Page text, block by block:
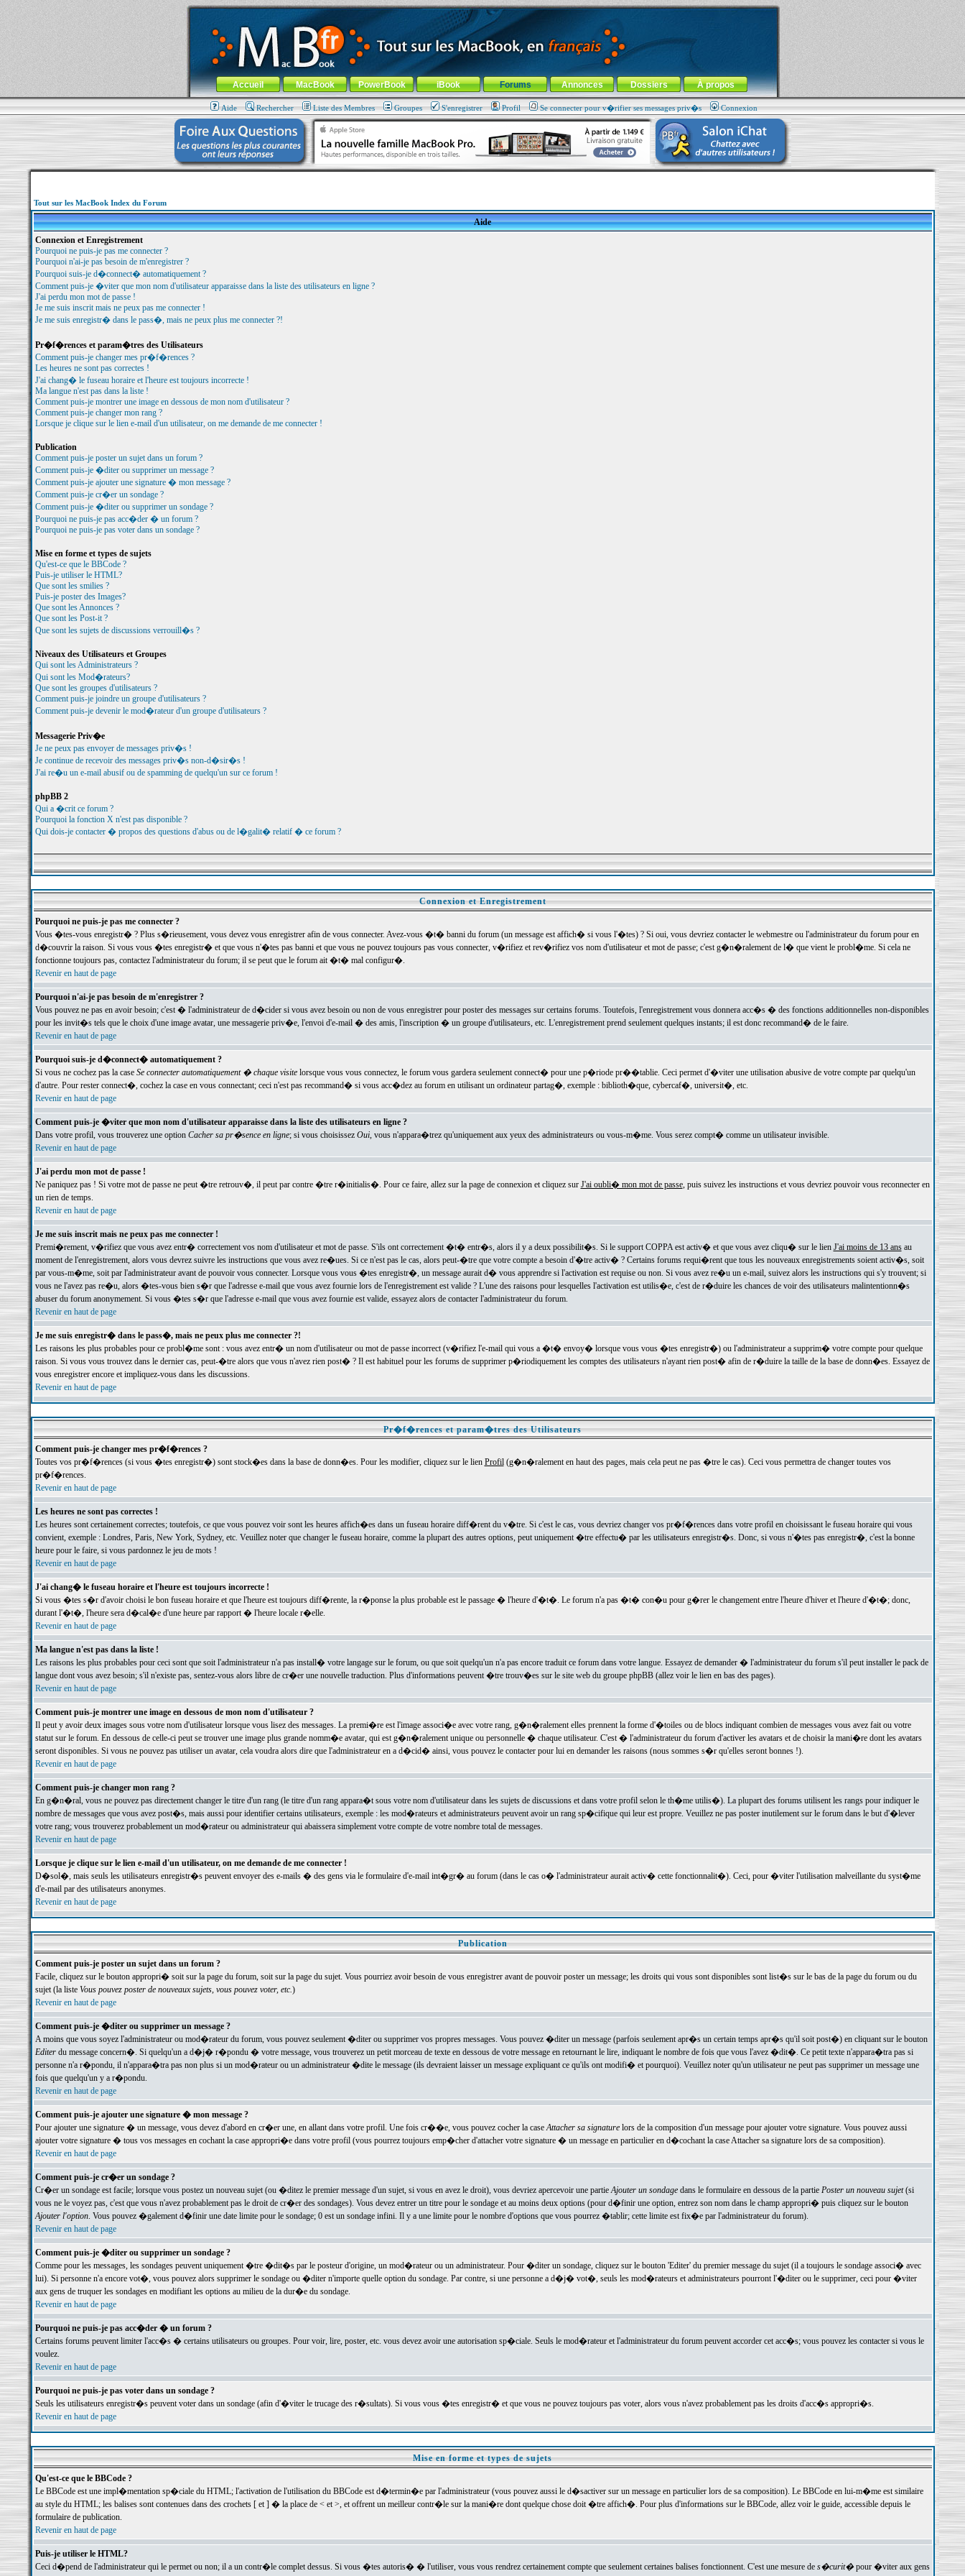
MacBook-fr.com : 100% Apple... 100% nomade !
Aller au contenu-Aller au menu général-Aller au menu de la rubrique
Menu général
Accueil MacBook PowerBook iBook Forums Annonces Dossiers À propos
Aide Rechercher Liste des Membres Groupes S'enregistrer Profil Se connecter pour v�rifier ses messages priv�s Connexion
Tout sur les MacBook Index du Forum
Aide
Connexion et Enregistrement
Pourquoi ne puis-je pas me connecter ?
Pourquoi n'ai-je pas besoin de m'enregistrer ?
Pourquoi suis-je d�connect� automatiquement ?
Comment puis-je �viter que mon nom d'utilisateur apparaisse dans la liste des utilisateurs en ligne ?
J'ai perdu mon mot de passe !
Je me suis inscrit mais ne peux pas me connecter !
Je me suis enregistr� dans le pass�, mais ne peux plus me connecter ?!
Pr�f�rences et param�tres des Utilisateurs
Comment puis-je changer mes pr�f�rences ?
Les heures ne sont pas correctes !
J'ai chang� le fuseau horaire et l'heure est toujours incorrecte !
Ma langue n'est pas dans la liste !
Comment puis-je montrer une image en dessous de mon nom d'utilisateur ?
Comment puis-je changer mon rang ?
Lorsque je clique sur le lien e-mail d'un utilisateur, on me demande de me connecter !
Publication
Comment puis-je poster un sujet dans un forum ?
Comment puis-je �diter ou supprimer un message ?
Comment puis-je ajouter une signature � mon message ?
Comment puis-je cr�er un sondage ?
Comment puis-je �diter ou supprimer un sondage ?
Pourquoi ne puis-je pas acc�der � un forum ?
Pourquoi ne puis-je pas voter dans un sondage ?
Mise en forme et types de sujets
Qu'est-ce que le BBCode ?
Puis-je utiliser le HTML?
Que sont les smilies ?
Puis-je poster des Images?
Que sont les Annonces ?
Que sont les Post-it ?
Que sont les sujets de discussions verrouill�s ?
Niveaux des Utilisateurs et Groupes
Qui sont les Administrateurs ?
Qui sont les Mod�rateurs?
Que sont les groupes d'utilisateurs ?
Comment puis-je joindre un groupe d'utilisateurs ?
Comment puis-je devenir le mod�rateur d'un groupe d'utilisateurs ?
Messagerie Priv�e
Je ne peux pas envoyer de messages priv�s !
Je continue de recevoir des messages priv�s non-d�sir�s !
J'ai re�u un e-mail abusif ou de spamming de quelqu'un sur ce forum !
phpBB 2
Qui a �crit ce forum ?
Pourquoi la fonction X n'est pas disponible ?
Qui dois-je contacter � propos des questions d'abus ou de l�galit� relatif � ce forum ?
Connexion et Enregistrement
Pourquoi ne puis-je pas me connecter ?
Vous �tes-vous enregistr� ? Plus s�rieusement, vous devez vous enregistrer afin de vous connecter. Avez-vous �t� banni du forum (un message est affich� si vous l'�tes) ? Si oui, vous devriez contacter le webmestre ou l'administrateur du forum pour en
d�couvrir la raison. Si vous vous �tes enregistr� et que vous n'�tes pas banni et que vous ne pouvez toujours pas vous connecter, v�rifiez et rev�rifiez vos nom d'utilisateur et mot de passe; c'est g�n�ralement de l� que vient le probl�me. Si cela ne
fonctionne toujours pas, contactez l'administrateur du forum; il se peut que le forum ait �t� mal configur�.
Revenir en haut de page
Pourquoi n'ai-je pas besoin de m'enregistrer ?
Vous pouvez ne pas en avoir besoin; c'est � l'administrateur de d�cider si vous avez besoin ou non de vous enregistrer pour poster des messages sur certains forums. Toutefois, l'enregistrement vous donnera acc�s � des fonctions additionnelles non-disponibles
pour les invit�s tels que le choix d'une image avatar, une messagerie priv�e, l'envoi d'e-mail � des amis, l'inscription � un groupe d'utilisateurs, etc. L'enregistrement prend seulement quelques instants; il est donc recommand� de le faire.
Revenir en haut de page
Pourquoi suis-je d�connect� automatiquement ?
Si vous ne cochez pas la case Se connecter automatiquement � chaque visitelorsque vous vous connectez, le forum vous gardera seulement connect� pour une p�riode pr��tablie. Ceci permet d'�viter une utilisation abusive de votre compte par quelqu'un
d'autre. Pour rester connect�, cochez la case en vous connectant; ceci n'est pas recommand� si vous acc�dez au forum en utilisant un ordinateur partag�, exemple : biblioth�que, cybercaf�, universit�, etc.
Revenir en haut de page
Comment puis-je �viter que mon nom d'utilisateur apparaisse dans la liste des utilisateurs en ligne ?
Dans votre profil, vous trouverez une option Cacher sa pr�sence en ligne; si vous choisissez Oui, vous n'appara�trez qu'uniquement aux yeux des administrateurs ou vous-m�me. Vous serez compt� comme un utilisateur invisible.
Revenir en haut de page
J'ai perdu mon mot de passe !
Ne paniquez pas ! Si votre mot de passe ne peut �tre retrouv�, il peut par contre �tre r�initialis�. Pour ce faire, allez sur la page de connexion et cliquez sur J'ai oubli� mon mot de passe, puis suivez les instructions et vous devriez pouvoir vous reconnecter en
un rien de temps.
Revenir en haut de page
Je me suis inscrit mais ne peux pas me connecter !
Premi�rement, v�rifiez que vous avez entr� correctement vos nom d'utilisateur et mot de passe. S'ils ont correctement �t� entr�s, alors il y a deux possibilit�s. Si le support COPPA est activ� et que vous avez cliqu� sur le lien J'ai moins de 13 ansau
moment de l'enregistrement, alors vous devrez suivre les instructions que vous avez re�ues. Si ce n'est pas le cas, alors peut-�tre que votre compte a besoin d'�tre activ� ? Certains forums requi�rent que tous les nouveaux enregistrements soient activ�s, soit
par vous-m�me, soit par l'administrateur avant de pouvoir vous connecter. Lorsque vous vous �tes enregistr�, un message aurait d� vous apprendre si l'activation est requise ou non. Si vous avez re�u un e-mail, suivez alors les instructions qui s'y trouvent; si
vous ne l'avez pas re�u, alors �tes-vous bien s�r que l'adresse e-mail que vous avez fournie lors de l'enregistrement est valide ? L'une des raisons pour lesquelles l'activation est utilis�e, c'est de r�duire les chances de voir des utilisateurs malintentionn�s
abuser du forum anonymement. Si vous �tes s�r que l'adresse e-mail que vous avez fournie est valide, essayez alors de contacter l'administrateur du forum.
Revenir en haut de page
Je me suis enregistr� dans le pass�, mais ne peux plus me connecter ?!
Les raisons les plus probables pour ce probl�me sont : vous avez entr� un nom d'utilisateur ou mot de passe incorrect (v�rifiez l'e-mail qui vous a �t� envoy� lorsque vous vous �tes enregistr�) ou l'administrateur a supprim� votre compte pour quelque
raison. Si vous vous trouvez dans le dernier cas, peut-�tre alors que vous n'avez rien post� ? Il est habituel pour les forums de supprimer p�riodiquement les comptes des utilisateurs n'ayant rien post� afin de r�duire la taille de la base de donn�es. Essayez de
vous enregistrer encore et impliquez-vous dans les discussions.
Revenir en haut de page
Pr�f�rences et param�tres des Utilisateurs
Comment puis-je changer mes pr�f�rences ?
Toutes vos pr�f�rences (si vous �tes enregistr�) sont stock�es dans la base de donn�es. Pour les modifier, cliquez sur le lien Profil(g�n�ralement en haut des pages, mais cela peut ne pas �tre le cas). Ceci vous permettra de changer toutes vos
pr�f�rences.
Revenir en haut de page
Les heures ne sont pas correctes !
Les heures sont certainement correctes; toutefois, ce que vous pouvez voir sont les heures affich�es dans un fuseau horaire diff�rent du v�tre. Si c'est le cas, vous devriez changer vos pr�f�rences dans votre profil en choisissant le fuseau horaire qui vous
convient, exemple : Londres, Paris, New York, Sydney, etc. Veuillez noter que changer le fuseau horaire, comme la plupart des autres options, peut uniquement �tre effectu� par les utilisateurs enregistr�s. Donc, si vous n'�tes pas enregistr�, c'est la bonne
heure pour le faire, si vous pardonnez le jeu de mots !
Revenir en haut de page
J'ai chang� le fuseau horaire et l'heure est toujours incorrecte !
Si vous �tes s�r d'avoir choisi le bon fuseau horaire et que l'heure est toujours diff�rente, la r�ponse la plus probable est le passage � l'heure d'�t�. Le forum n'a pas �t� con�u pour g�rer le changement entre l'heure d'hiver et l'heure d'�t�; donc,
durant l'�t�, l'heure sera d�cal�e d'une heure par rapport � l'heure locale r�elle.
Revenir en haut de page
Ma langue n'est pas dans la liste !
Les raisons les plus probables pour ceci sont que soit l'administrateur n'a pas install� votre langage sur le forum, ou que soit quelqu'un n'a pas encore traduit ce forum dans votre langue. Essayez de demander � l'administrateur du forum s'il peut installer le pack de
langue dont vous avez besoin; s'il n'existe pas, sentez-vous alors libre de cr�er une nouvelle traduction. Plus d'informations peuvent �tre trouv�es sur le site web du groupe phpBB (allez voir le lien en bas des pages).
Revenir en haut de page
Comment puis-je montrer une image en dessous de mon nom d'utilisateur ?
Il peut y avoir deux images sous votre nom d'utilisateur lorsque vous lisez des messages. La premi�re est l'image associ�e avec votre rang, g�n�ralement elles prennent la forme d'�toiles ou de blocs indiquant combien de messages vous avez fait ou votre
statut sur le forum. En dessous de celle-ci peut se trouver une image plus grande nomm�e avatar, qui est g�n�ralement unique ou personnelle � chaque utilisateur. C'est � l'administrateur du forum d'activer les avatars et de choisir la mani�re dont les avatars
seront disponibles. Si vous ne pouvez pas utiliser un avatar, cela voudra alors dire que l'administrateur en a d�cid� ainsi, vous pouvez le contacter pour lui en demander les raisons (nous sommes s�r qu'elles seront bonnes !).
Revenir en haut de page
Comment puis-je changer mon rang ?
En g�n�ral, vous ne pouvez pas directement changer le titre d'un rang (le titre d'un rang appara�t sous votre nom d'utilisateur dans les sujets de discussions et dans votre profil selon le th�me utilis�). La plupart des forums utilisent les rangs pour indiquer le
nombre de messages que vous avez post�s, mais aussi pour identifier certains utilisateurs, exemple : les mod�rateurs et administrateurs peuvent avoir un rang sp�cifique qui leur est propre. Veuillez ne pas poster inutilement sur le forum dans le but d'�lever
votre rang; vous trouverez probablement un mod�rateur ou administrateur qui abaissera simplement votre compte de votre nombre total de messages.
Revenir en haut de page
Lorsque je clique sur le lien e-mail d'un utilisateur, on me demande de me connecter !
D�sol�, mais seuls les utilisateurs enregistr�s peuvent envoyer des e-mails � des gens via le formulaire d'e-mail int�gr� au forum (dans le cas o� l'administrateur aurait activ� cette fonctionnalit�). Ceci, pour �viter l'utilisation malveillante du syst�me
d'e-mail par des utilisateurs anonymes.
Revenir en haut de page
Publication
Comment puis-je poster un sujet dans un forum ?
Facile, cliquez sur le bouton appropri� soit sur la page du forum, soit sur la page du sujet. Vous pourriez avoir besoin de vous enregistrer avant de pouvoir poster un message; les droits qui vous sont disponibles sont list�s sur le bas de la page du forum ou du
sujet (la liste Vous pouvez poster de nouveaux sujets, vous pouvez voter, etc.)
Revenir en haut de page
Comment puis-je �diter ou supprimer un message ?
A moins que vous soyez l'administrateur ou mod�rateur du forum, vous pouvez seulement �diter ou supprimer vos propres messages. Vous pouvez �diter un message (parfois seulement apr�s un certain temps apr�s qu'il soit post�) en cliquant sur le bouton
Editerdu message concern�. Si quelqu'un a d�j� r�pondu � votre message, vous trouverez un petit morceau de texte en dessous de votre message en retournant le lire, indiquant le nombre de fois que vous l'avez �dit�. Ce petit texte n'appara�tra pas si
personne n'a r�pondu, il n'appara�tra pas non plus si un mod�rateur ou un administrateur �dite le message (ils devraient laisser un message expliquant ce qu'ils ont modifi� et pourquoi). Veuillez noter qu'un utilisateur ne peut pas supprimer un message une
fois que quelqu'un y a r�pondu.
Revenir en haut de page
Comment puis-je ajouter une signature � mon message ?
Pour ajouter une signature � un message, vous devez d'abord en cr�er une, en allant dans votre profil. Une fois cr��e, vous pouvez cocher la caseAttacher sa signaturelors de la composition d'un message pour ajouter votre signature. Vous pouvez aussi
ajouter votre signature � tous vos messages en cochant la case appropri�e dans votre profil (vous pourrez toujours emp�cher d'attacher votre signature � un message en particulier en d�cochant la case Attacher sa signature lors de sa composition).
Revenir en haut de page
Comment puis-je cr�er un sondage ?
Cr�er un sondage est facile; lorsque vous postez un nouveau sujet (ou �ditez le premier message d'un sujet, si vous en avez le droit), vous devriez apercevoir une partieAjouter un sondagedans le formulaire en dessous de la partie Poster un nouveau sujet(si
vous ne le voyez pas, c'est que vous n'avez probablement pas le droit de cr�er des sondages). Vous devez entrer un titre pour le sondage et au moins deux options (pour d�finir une option, entrez son nom dans le champ appropri� puis cliquez sur le bouton
Ajouter l'option. Vous pouvez �galement d�finir une date limite pour le sondage; 0 est un sondage infini. Il y a une limite pour le nombre d'options que vous pourrez �tablir; cette limite est fix�e par l'administrateur du forum).
Revenir en haut de page
Comment puis-je �diter ou supprimer un sondage ?
Comme pour les messages, les sondages peuvent uniquement �tre �dit�s par le posteur d'origine, un mod�rateur ou un administrateur. Pour �diter un sondage, cliquez sur le bouton 'Editer' du premier message du sujet (il a toujours le sondage associ� avec
lui). Si personne n'a encore vot�, vous pouvez alors supprimer le sondage ou �diter n'importe quelle option du sondage. Par contre, si une personne a d�j� vot�, seuls les mod�rateurs et administrateurs pourront l'�diter ou le supprimer, ceci pour �viter
aux gens de truquer les sondages en modifiant les options au milieu de la dur�e du sondage.
Revenir en haut de page
Pourquoi ne puis-je pas acc�der � un forum ?
Certains forums peuvent limiter l'acc�s � certains utilisateurs ou groupes. Pour voir, lire, poster, etc. vous devez avoir une autorisation sp�ciale. Seuls le mod�rateur et l'administrateur du forum peuvent accorder cet acc�s; vous pouvez les contacter si vous le
voulez.
Revenir en haut de page
Pourquoi ne puis-je pas voter dans un sondage ?
Seuls les utilisateurs enregistr�s peuvent voter dans un sondage (afin d'�viter le trucage des r�sultats). Si vous vous �tes enregistr� et que vous ne pouvez toujours pas voter, alors vous n'avez probablement pas les droits d'acc�s appropri�s.
Revenir en haut de page
Mise en forme et types de sujets
Qu'est-ce que le BBCode ?
Le BBCode est une impl�mentation sp�ciale du HTML; l'activation de l'utilisation du BBCode est d�termin�e par l'administrateur (vous pouvez aussi le d�sactiver sur un message en particulier lors de sa composition). Le BBCode en lui-m�me est similaire
au style du HTML; les balises sont contenues dans des crochets [ et ] � la place de < et >, et offrent un meilleur contr�le sur la mani�re dont quelque chose doit �tre affich�. Pour plus d'informations sur le BBCode, allez voir le guide, accessible depuis le
formulaire de publication.
Revenir en haut de page
Puis-je utiliser le HTML?
Ceci d�pend de l'administrateur qui le permet ou non; il a un contr�le complet dessus. Si vous �tes autoris� � l'utiliser, vous vous rendrez certainement compte que seulement certaines balises fonctionnent. C'est une mesure de s�curit�pour �viter aux gens